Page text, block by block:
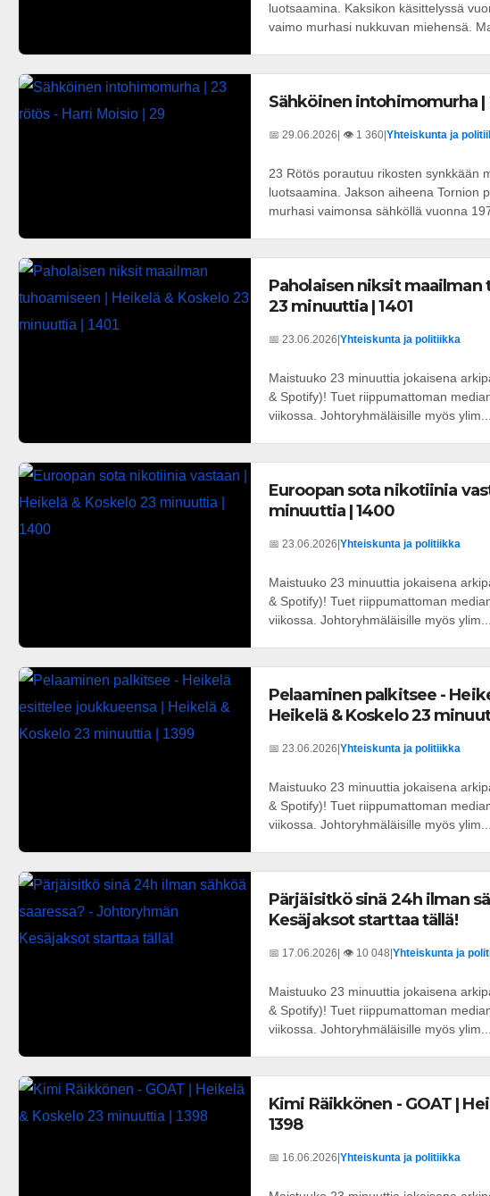
luotsaamina. Kaksikon käsittelyssä
vaimo murhasi nukkuvan miehensä.
Sähköinen intohimomurha |
📅 29.06.2026 | 👁️ 1 360 Yhteiskunta ja
23 Rötös porautuu rikosten synkkään
luotsaamina. Jakson aiheena Tornion
murhasi vaimonsa sähköllä vuonna
Paholaisen niksit maailman
23 minuuttia | 1401
📅 23.06.2026 Yhteiskunta ja politiikka
Maistuuko 23 minuuttia jokaisena
& Spotify)! Tuet riippumattoman
viikossa. Johtoryhmäläisille myös ylim...
Euroopan sota nikotiinia
minuuttia | 1400
📅 23.06.2026 Yhteiskunta ja politiikka
Maistuuko 23 minuuttia jokaisena
& Spotify)! Tuet riippumattoman
viikossa. Johtoryhmäläisille myös ylim...
Pelaaminen palkitsee -
Heikelä & Koskelo 23
📅 23.06.2026 Yhteiskunta ja politiikka
Maistuuko 23 minuuttia jokaisena
& Spotify)! Tuet riippumattoman
viikossa. Johtoryhmäläisille myös ylim...
Pärjäisitkö sinä 24h ilman
Kesäjaksot starttaa tällä!
📅 17.06.2026 | 👁️ 10 048 Yhteiskunta ja
Maistuuko 23 minuuttia jokaisena
& Spotify)! Tuet riippumattoman
viikossa. Johtoryhmäläisille myös ylim...
Kimi Räikkönen - GOAT |
1398
📅 16.06.2026 Yhteiskunta ja politiikka